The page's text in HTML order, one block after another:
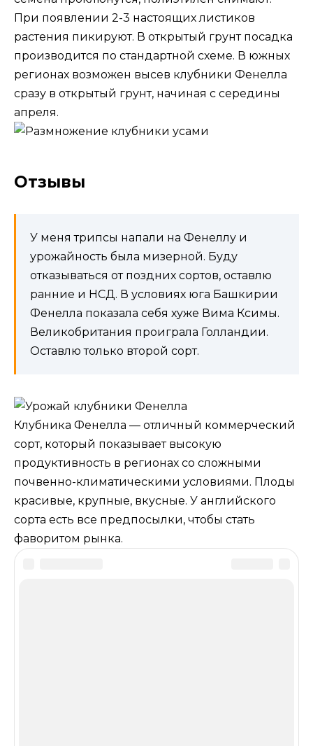
При появлении 2-3 настоящих листиков
растения пикируют. В открытый грунт посадка
производится по стандартной схеме. В южных
регионах возможен высев клубники Фенелла
сразу в открытый грунт, начиная с середины
апреля.
Отзывы
У меня трипсы напали на Фенеллу и
урожайность была мизерной. Буду
отказываться от поздних сортов, оставлю
ранние и НСД. В условиях юга Башкирии
Фенелла показала себя хуже Вима Ксимы.
Великобритания проиграла Голландии.
Оставлю только второй сорт.
Клубника Фенелла — отличный коммерческий
сорт, который показывает высокую
продуктивность в регионах со сложными
почвенно-климатическими условиями. Плоды
красивые, крупные, вкусные. У английского
сорта есть все предпосылки, чтобы стать
фаворитом рынка.